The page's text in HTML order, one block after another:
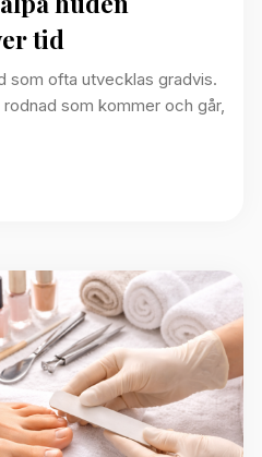
tid
som ofta utvecklas gradvis.
som kommer och går,